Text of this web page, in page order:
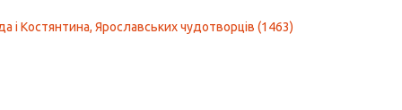
Костянтина, Ярославських чудотворців (1463)